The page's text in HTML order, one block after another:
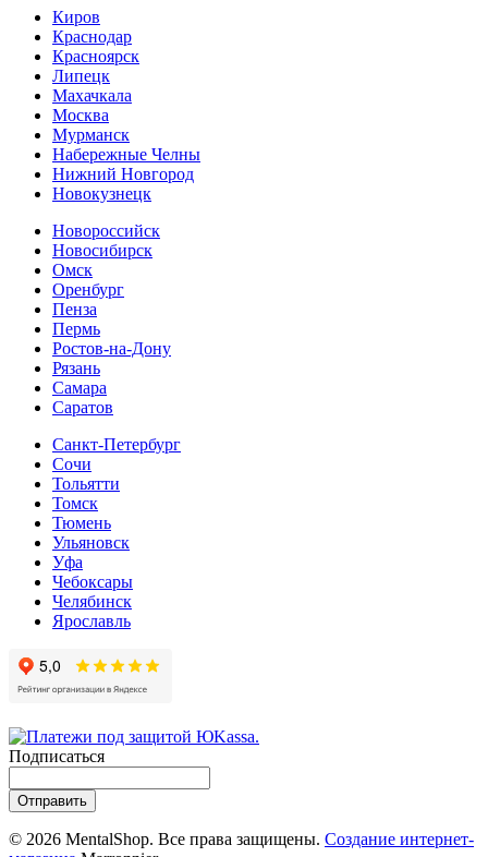
Киров
Краснодар
Красноярск
Липецк
Махачкала
Москва
Мурманск
Набережные Челны
Нижний Новгород
Новокузнецк
Новороссийск
Новосибирск
Омск
Оренбург
Пенза
Пермь
Ростов-на-Дону
Рязань
Самара
Cаратов
Санкт-Петербург
Сочи
Тольятти
Томск
Тюмень
Ульяновск
Уфа
Чебоксары
Челябинск
Ярославль
Подписаться
Отправить
© 2026 MentalShop. Все права защищены. Создание интернет-